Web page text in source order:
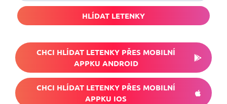
HLÍDAT LETENKY
CHCI HLÍDAT LETENKY PŘES MOBILNÍ
APPKU ANDROID
CHCI HLÍDAT LETENKY PŘES MOBILNÍ
APPKU IOS